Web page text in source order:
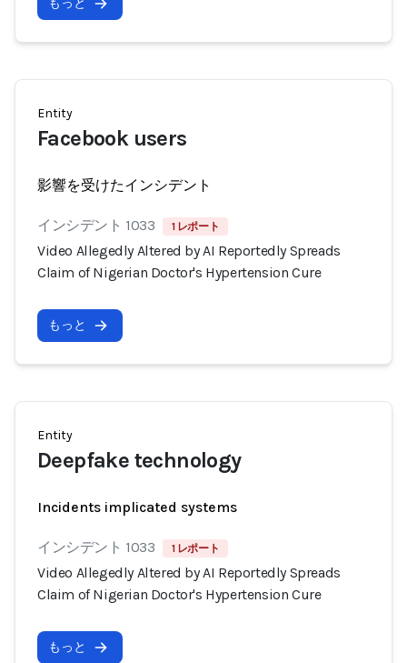
もっと
Entity
Facebook users
影響を受けたインシデント
インシデント 1033 1 レポート
Video Allegedly Altered by AI Reportedly Spreads
Claim of Nigerian Doctor's Hypertension Cure
もっと
Entity
Deepfake technology
Incidents implicated systems
インシデント 1033 1 レポート
Video Allegedly Altered by AI Reportedly Spreads
Claim of Nigerian Doctor's Hypertension Cure
もっと